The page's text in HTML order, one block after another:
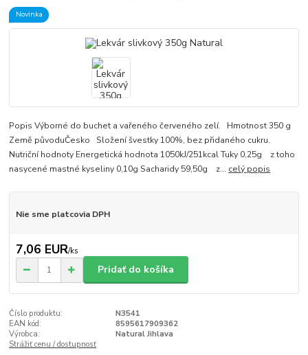
Novinka
Popis Výborné do buchet a vařeného červeného zelí. Hmotnost 350 g
Země původuČesko Složení švestky 100%, bez přidaného cukru.
Nutriční hodnoty Energetická hodnota 1050kJ/251kcal Tuky 0,25g z toho
nasycené mastné kyseliny 0,10g Sacharidy 59,50g z... celý popis
Nie sme platcovia DPH
7,06 EUR/ks
Pridať do košíka
Číslo produktu:
N3541
EAN kód:
8595617909362
Výrobca:
Natural Jihlava
Strážiť cenu / dostupnosť